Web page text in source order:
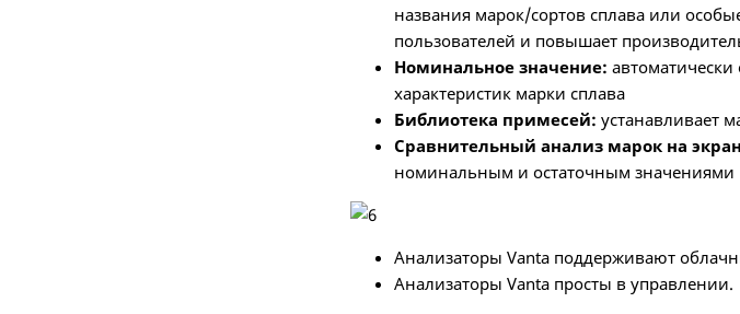
названия марок/сортов сплава или
пользователей и повышает
Номинальное значение:
характеристик марки сплава
Библиотека примесей: устанавливает
Сравнительный анализ марок на
номинальным и остаточным значениями
Анализаторы Vanta поддерживают
Анализаторы Vanta просты в управлении.